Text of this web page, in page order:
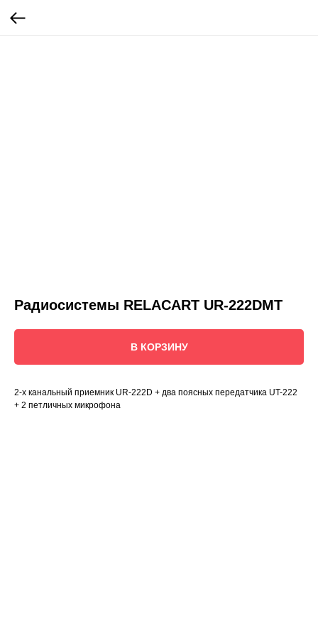
Радиосистемы RELACART UR-222DMT
В КОРЗИНУ
2-х канальный приемник UR-222D + два поясных передатчика UT-222
+ 2 петличных микрофона